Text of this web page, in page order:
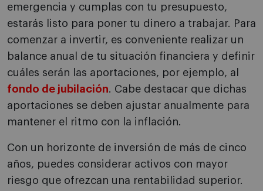
emergencia y cumplas con tu presupuesto,
estarás listo para poner tu dinero a trabajar. Para
comenzar a invertir, es conveniente realizar un
balance anual de tu situación financiera y definir
cuáles serán las aportaciones, por ejemplo, al
fondo de jubilación. Cabe destacar que dichas
aportaciones se deben ajustar anualmente para
mantener el ritmo con la inflación.
Con un horizonte de inversión de más de cinco
años, puedes considerar activos con mayor
riesgo que ofrezcan una rentabilidad superior.